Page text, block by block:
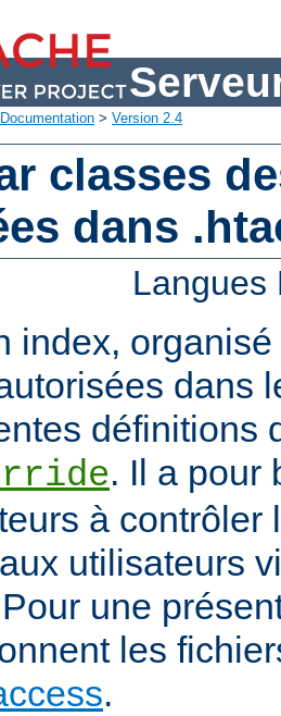
Documentation > Version 2.4
classes
dans
index,
dans
définitions
. Il a pour
à contrôler
utilisateurs
une
les
.